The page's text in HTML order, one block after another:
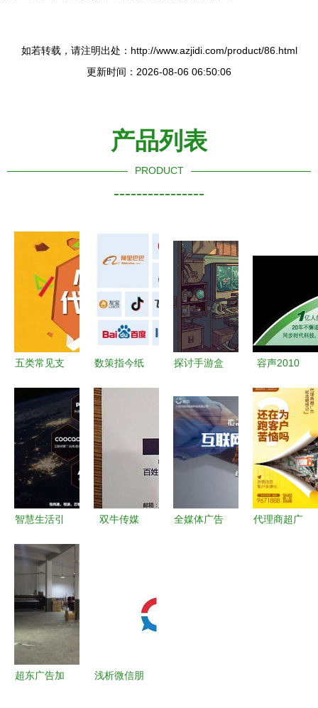
如若转载，请注明出处：http://www.azjidi.com/product/86.html
更新时间：2026-08-06 06:50:06
产品列表
PRODUCT
----------------
五类常见支
发票也无法
税前扣除，
90%的企业
可能还蒙在
数策指今纸
达成广告业
务合作，共
掘流量与广
告代理新蓝
探讨手游盒
告代理业务
的商业逻辑
——以幻魔
之眼为例
容声2010
的市场博弈
与技术牌局
智慧生活引
度家电频道
广告代理业
务全新启航
双牛传媒
务，引领区
域传媒新生
全媒体广告
代理商超广
超东广告加
浅析微信朋